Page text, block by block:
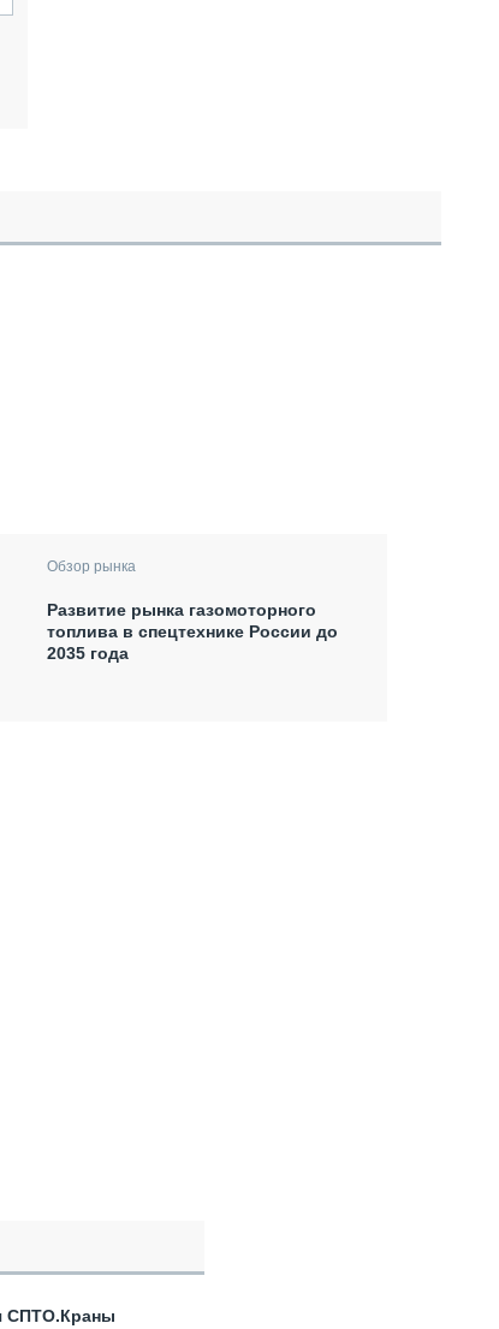
Обзор рынка
Развитие рынка газомоторного
топлива в спецтехнике России до
2035 года
СПТО.Краны